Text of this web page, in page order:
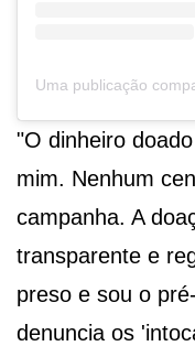
"O dinheiro
mim. Nenhum
campanha. A
transparente e
preso e sou o
denuncia os